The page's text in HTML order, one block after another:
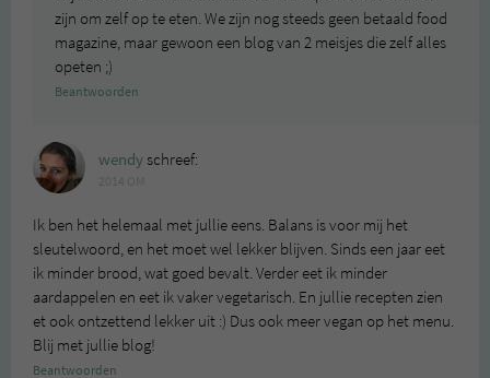
zijn om zelf op te eten. We zijn nog steeds geen betaald food
magazine, maar gewoon een blog van 2 meisjes die zelf alles
opeten ;)
Beantwoorden
wendyschreef:
Ik ben het helemaal met jullie eens. Balans is voor mij het
sleutelwoord, en het moet wel lekker blijven. Sinds een jaar eet
ik minder brood, wat goed bevalt. Verder eet ik minder
aardappelen en eet ik vaker vegetarisch. En jullie recepten zien
et ook ontzettend lekker uit :) Dus ook meer vegan op het menu.
Blij met jullie blog!
Beantwoorden